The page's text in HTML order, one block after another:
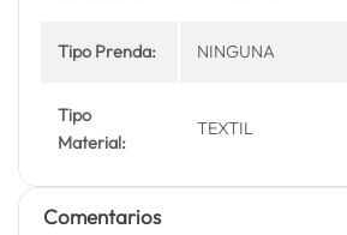
Tipo Prenda: NINGUNA
Tipo
Material:
TEXTIL
Comentarios